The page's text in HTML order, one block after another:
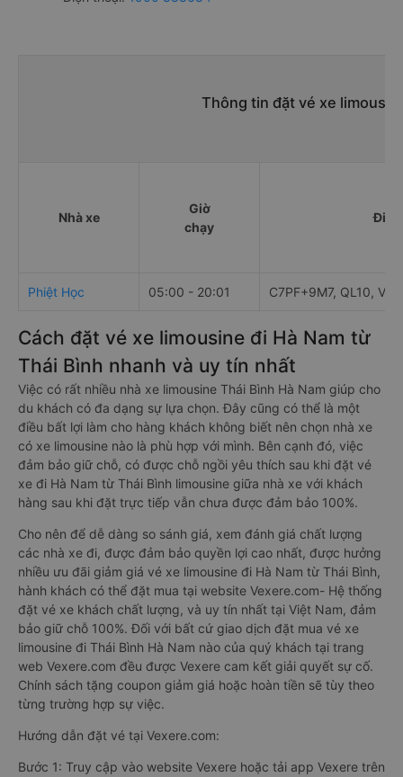
Thông tin đặt vé xe
Nhà xe
Giờ
chạy
Phiệt Học 05:00 - 20:01 C7PF+9M7, QL10, Vũ
Cách đặt vé xe limousine đi Hà Nam từ
Thái Bình nhanh và uy tín nhất
Việc có rất nhiều nhà xe limousine Thái Bình Hà Nam giúp cho
du khách có đa dạng sự lựa chọn. Đây cũng có thể là một
điều bất lợi làm cho hàng khách không biết nên chọn nhà xe
có xe limousine nào là phù hợp với mình. Bên cạnh đó, việc
đảm bảo giữ chỗ, có được chỗ ngồi yêu thích sau khi đặt vé
xe đi Hà Nam từ Thái Bình limousine giữa nhà xe với khách
hàng sau khi đặt trực tiếp vẫn chưa được đảm bảo 100%.
Cho nên để dễ dàng so sánh giá, xem đánh giá chất lượng
các nhà xe đi, được đảm bảo quyền lợi cao nhất, được hưởng
nhiều ưu đãi giảm giá vé xe limousine đi Hà Nam từ Thái Bình,
hành khách có thể đặt mua tại website Vexere.com- Hệ thống
đặt vé xe khách chất lượng, và uy tín nhất tại Việt Nam, đảm
bảo giữ chỗ 100%. Đối với bất cứ giao dịch đặt mua vé xe
limousine đi Thái Bình Hà Nam nào của quý khách tại trang
web Vexere.com đều được Vexere cam kết giải quyết sự cố.
Chính sách tặng coupon giảm giá hoặc hoàn tiền sẽ tùy theo
từng trường hợp sự việc.
Hướng dẫn đặt vé tại Vexere.com:
Bước 1: Truy cập vào website Vexere hoặc tải app Vexere trên